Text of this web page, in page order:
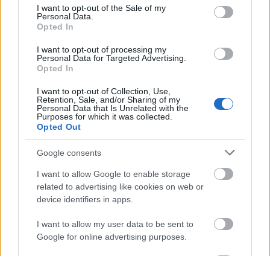
consent section.
I want to opt-out of the Sale of my
Personal Data.
Opted In
I want to opt-out of processing my
Personal Data for Targeted Advertising.
Opted In
I want to opt-out of Collection, Use,
Retention, Sale, and/or Sharing of my
Personal Data that Is Unrelated with the
Purposes for which it was collected.
Opted Out
Google consents
I want to allow Google to enable storage
related to advertising like cookies on web or
device identifiers in apps.
I want to allow my user data to be sent to
Google for online advertising purposes.
Penaltis: Mata, Manu Fuster.
Jugadas de estrategia
: Manu Fuster, Januzaj, Sandro, Iván
Leganés
Penaltis: Raba, Diego García, De la Fuente.
Jugadas de estrategia: Dani Raba, Roberto López, Juan
Mallorca